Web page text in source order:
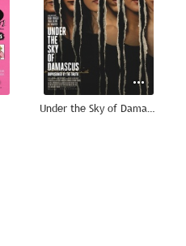
Under the Sky of Damascus